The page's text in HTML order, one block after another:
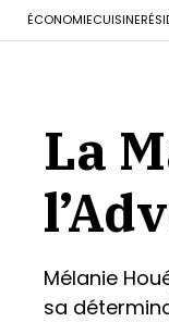
ÉCONOMIECUISINE
La
Mélanie
sa